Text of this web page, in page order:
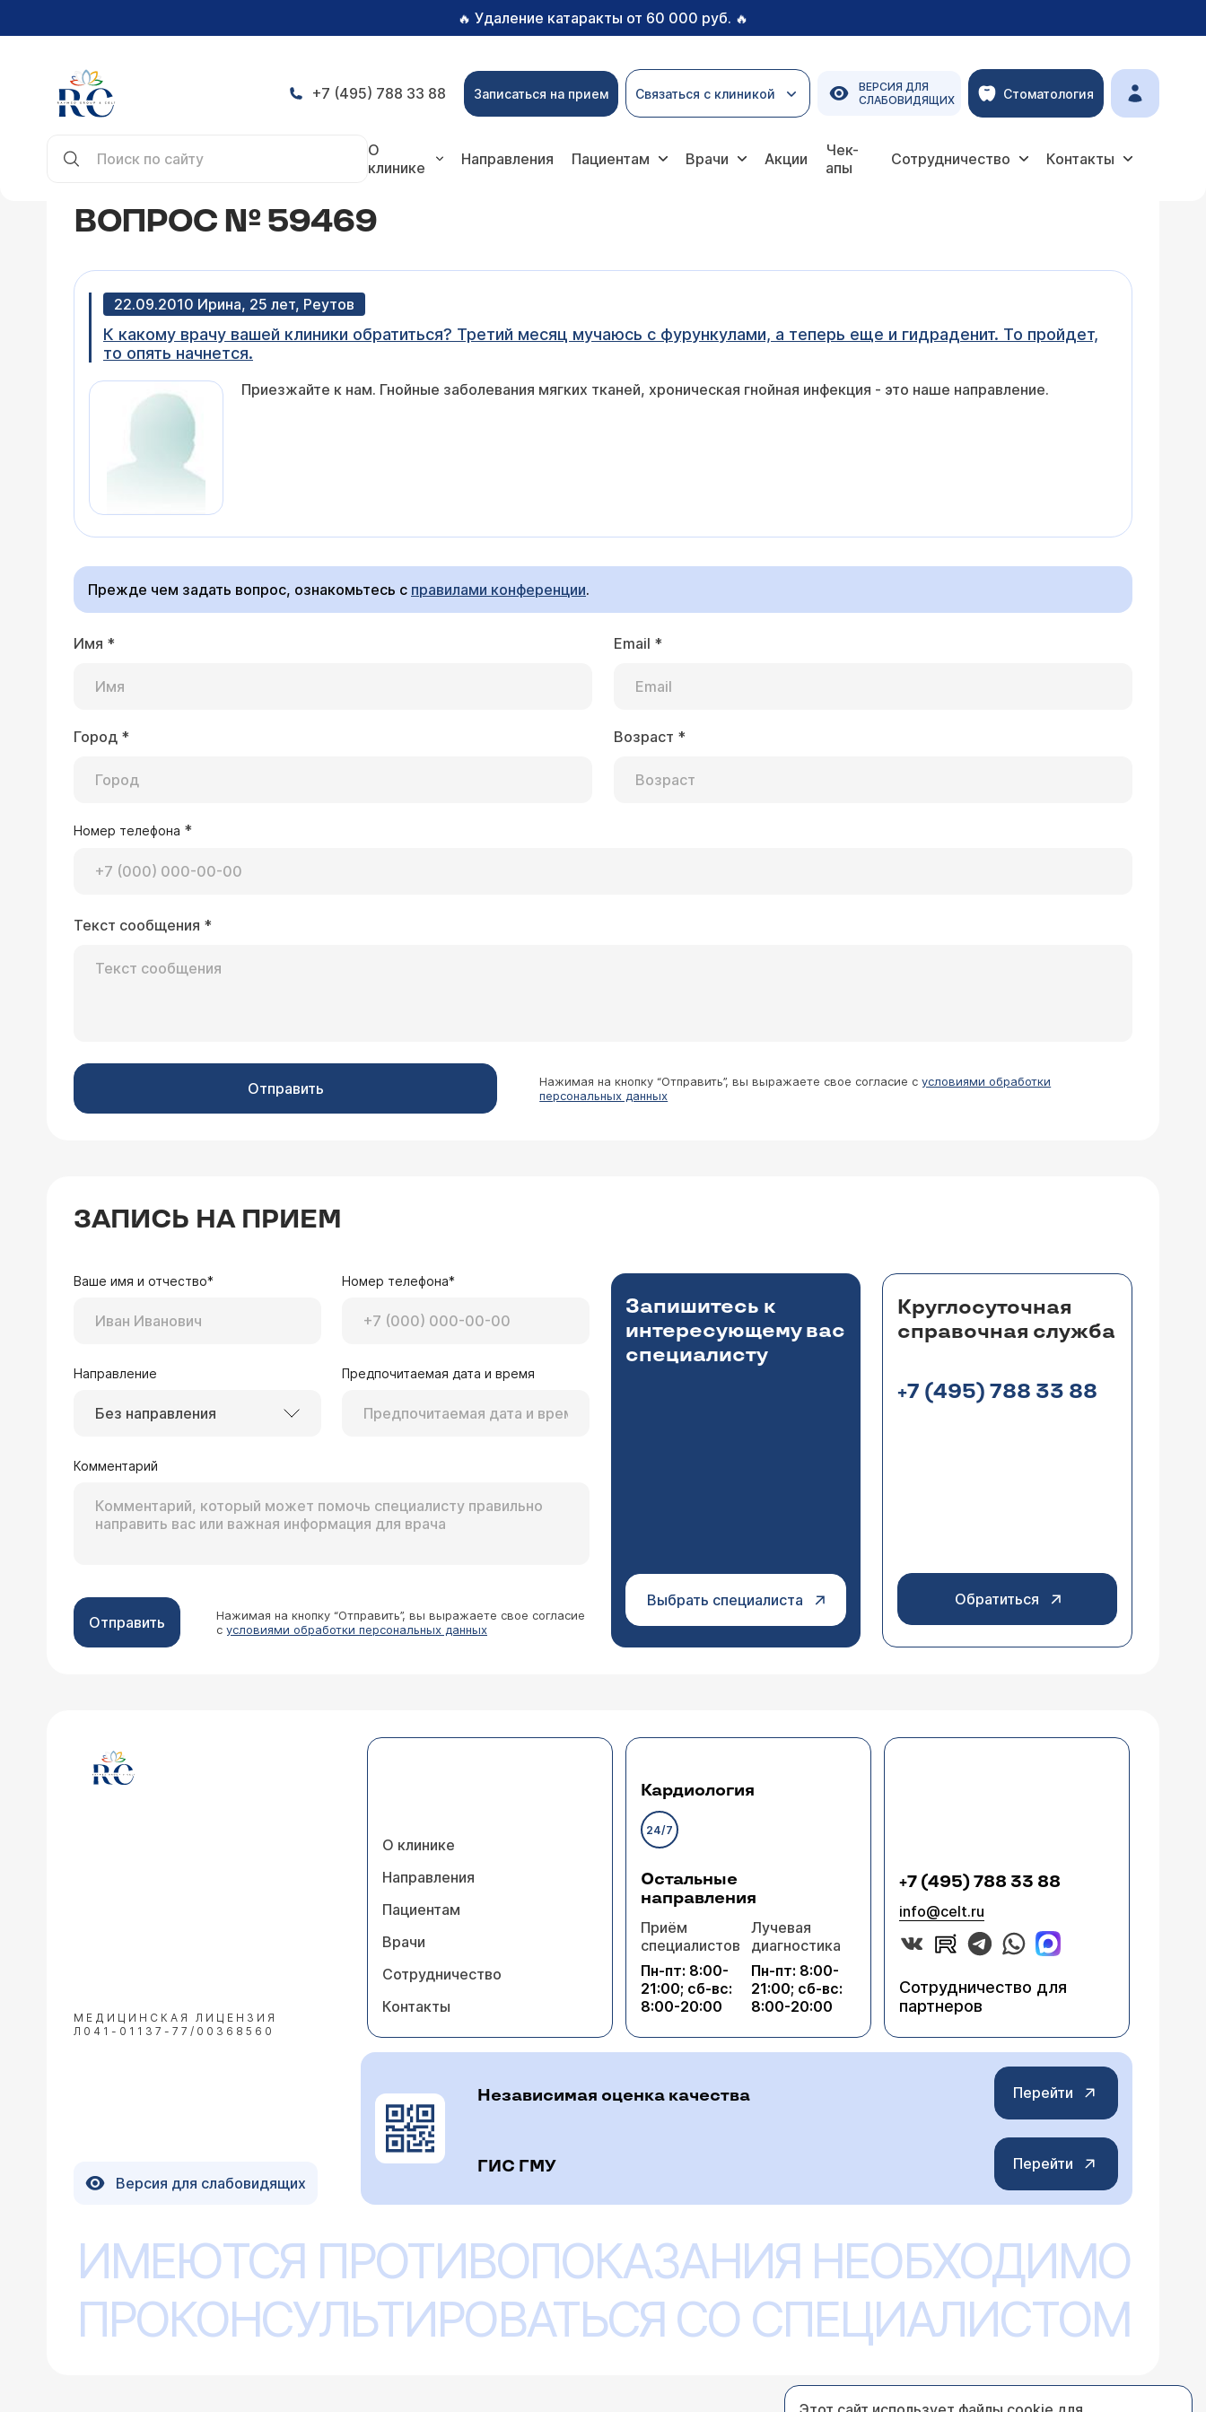
🔥 Удаление катаракты от 60 000 руб. 🔥
+7 (495) 788 33 88 Записаться на прием Связаться с клиникой
ВЕРСИЯ ДЛЯ
СЛАБОВИДЯЩИХ
Стоматология
О
клинике
Направления Пациентам Врачи Акции
Чек-
апы
Сотрудничество Контакты
ВОПРОС № 59469
22.09.2010 Ирина, 25 лет, Реутов
К какому врачу вашей клиники обратиться? Третий месяц мучаюсь с фурункулами, а теперь еще и гидраденит. То пройдет,
то опять начнется.
Приезжайте к нам. Гнойные заболевания мягких тканей, хроническая гнойная инфекция - это наше направление.
Прежде чем задать вопрос, ознакомьтесь с правилами конференции.
Имя * Email *
Город * Возраст *
Номер телефона *
Текст сообщения *
Отправить Нажимая на кнопку “Отправить”, вы выражаете свое согласие сусловиями обработки
персональных данных
ЗАПИСЬ НА ПРИЕМ
Ваше имя и отчество* Номер телефона*
Направление
Без направления
Предпочитаемая дата и время
Комментарий
Отправить
Нажимая на кнопку “Отправить”, вы выражаете свое согласие
с условиями обработки персональных данных
Запишитесь к
интересующему вас
специалисту
Выбрать специалиста
Круглосуточная
справочная служба
+7 (495) 788 33 88
Обратиться
МЕДИЦИНСКАЯ ЛИЦЕНЗИЯ
Л041-01137-77/00368560
О клинике
Направления
Пациентам
Врачи
Сотрудничество
Контакты
Кардиология
24/7
Остальные
направления
Приём
специалистов
Пн-пт: 8:00-
21:00; сб-вс:
8:00-20:00
Лучевая
диагностика
Пн-пт: 8:00-
21:00; сб-вс:
8:00-20:00
+7 (495) 788 33 88
info@celt.ru
Сотрудничество для
партнеров
Версия для слабовидящих
Независимая оценка качества Перейти
ГИС ГМУ Перейти
ИМЕЮТСЯ ПРОТИВОПОКАЗАНИЯ НЕОБХОДИМО
ПРОКОНСУЛЬТИРОВАТЬСЯ СО СПЕЦИАЛИСТОМ